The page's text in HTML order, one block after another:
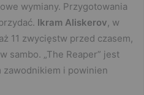
wymiany. Przygotowania
Ikram Aliskerov, w
11 zwycięstw przed czasem,
sambo. „The Reaper” jest
zawodnikiem i powinien